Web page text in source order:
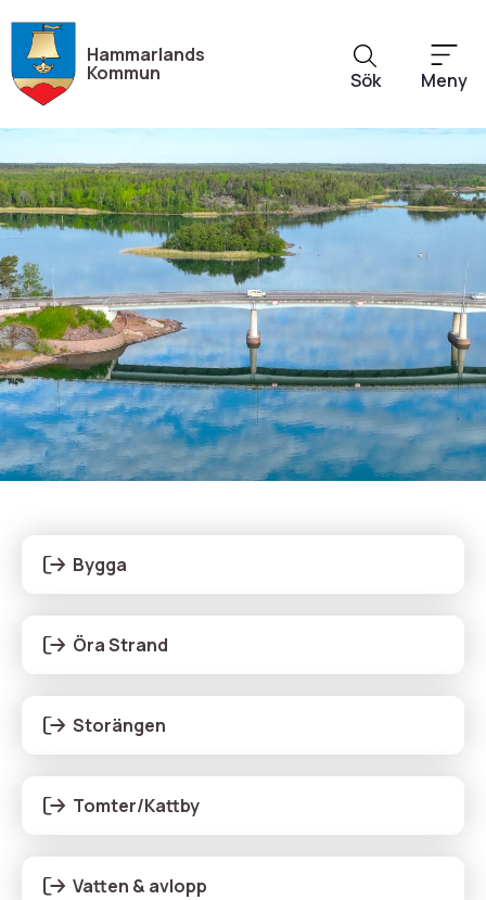
huvudinnehållHammarlands
Kommun Sök Meny
Huvudmeny
Bygga
Öra Strand
Storängen
Tomter/Kattby
Vatten & avlopp